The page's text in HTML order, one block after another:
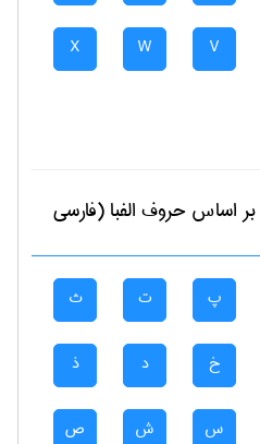
V
W
X
بر اساس حروف الفبا (فارسی
پ ت ث
خ د ذ
س ش ص